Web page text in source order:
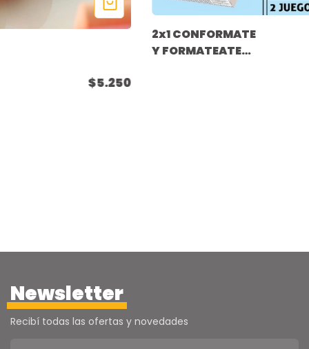
$5.250
2x1 CONFORMATE
Y FORMATEATE
Newsletter
Recibí todas las ofertas y novedades